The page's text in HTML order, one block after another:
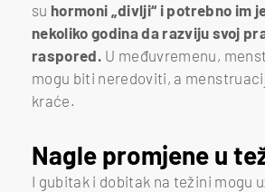
su hormoni „divlji“ i potrebno im
nekoliko godina da razviju svoj
raspored. U međuvremenu,
mogu biti neredoviti, a
kraće.
Nagle promjene u
I gubitak i dobitak na težini mogu